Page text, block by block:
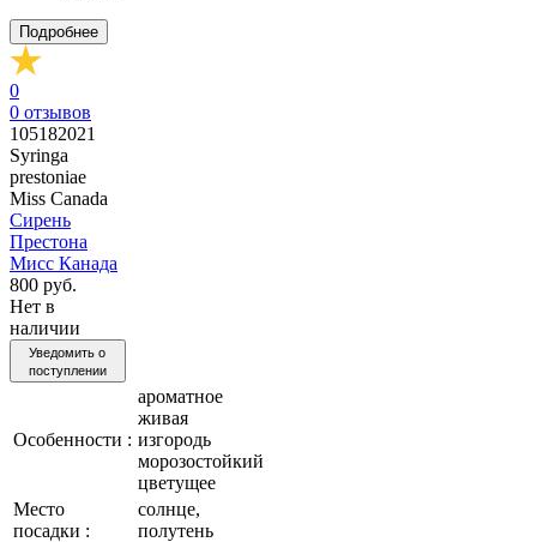
Подробнее
0
0 отзывов
105182021
Syringa
prestoniae
Miss Canada
Сирень
Престона
Мисс Канада
800 руб.
Нет в
наличии
Уведомить о
поступлении
Особенности :
ароматное
живая
изгородь
морозостойкий
цветущее
Место
посадки :
солнце,
полутень